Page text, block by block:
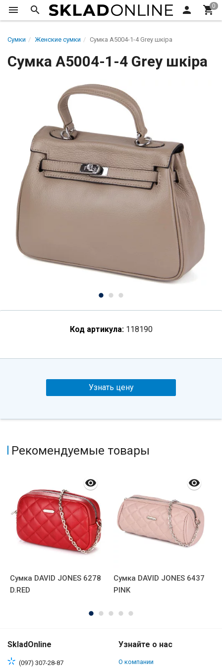
Сумки Женские сумки Сумка A5004-1-4 Grey шкіра
Сумка A5004-1-4 Grey шкіра
Код артикула: 118190
Узнать цену
Рекомендуемые товары
Сумка DAVID JONES 6278
D.RED
Сумка DAVID JONES 6437
PINK
SkladOnline
(097) 307-28-87
Узнайте о нас
О компании